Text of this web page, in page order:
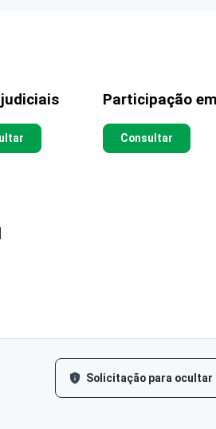
Participação
Consultar
Solicitação para ocultar